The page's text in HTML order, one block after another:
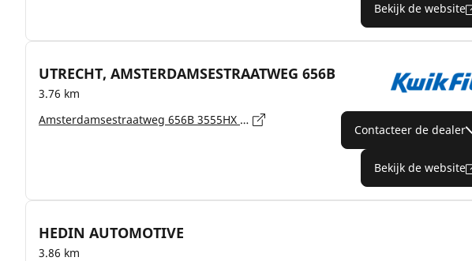
Bekijk de website
UTRECHT, AMSTERDAMSESTRAATWEG 656B
3.76 km
Amsterdamsestraatweg 656B 3555HX UTRECHT
Contacteer de dealer
Bekijk de website
HEDIN AUTOMOTIVE
3.86 km